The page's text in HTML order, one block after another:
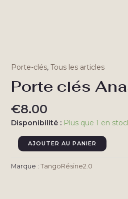
Porte-clés, Tous les articles
Porte clés
€8.00
Disponibilité : Plus que 1 en
quantité
de
Porte
AJOUTER AU PANIER
Marque : TangoRésine2.0